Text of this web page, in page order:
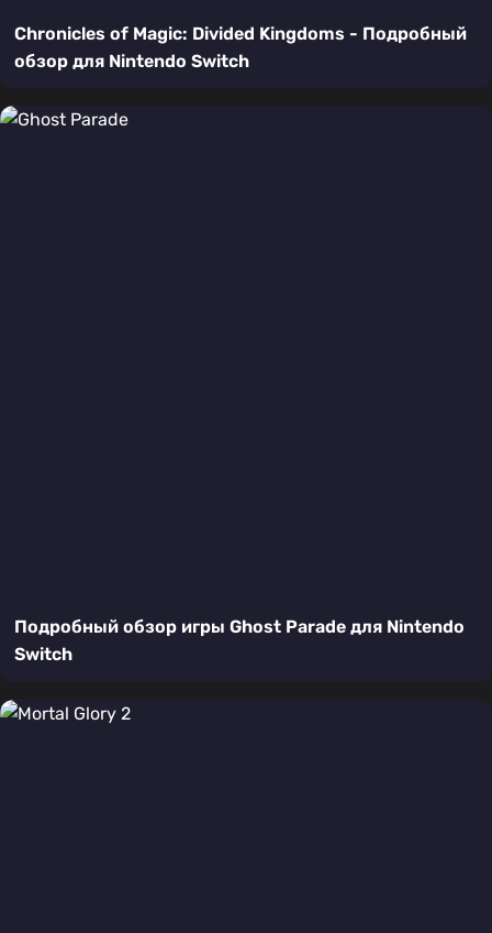
Chronicles of Magic: Divided Kingdoms - Подробный
обзор для Nintendo Switch
Подробный обзор игры Ghost Parade для Nintendo
Switch